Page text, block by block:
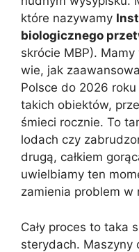
które nazywamy
biologicznego
skrócie MBP).
wie, jak
Polsce do 2026
takich obiektów,
śmieci rocznie. To
lodach czy
drugą, całkiem
uwielbiamy ten
zamienia problem w
Cały proces to taka
sterydach. Maszyny